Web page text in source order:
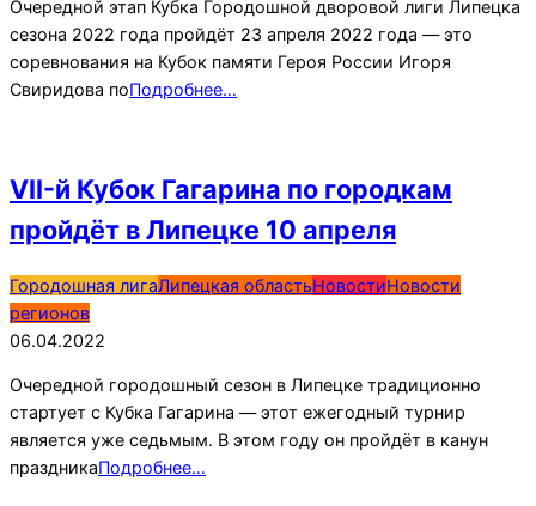
Очередной этап Кубка Городошной дворовой лиги Липецка
сезона 2022 года пройдёт 23 апреля 2022 года — это
соревнования на Кубок памяти Героя России Игоря
Свиридова поПодробнее…
VII-й Кубок Гагарина по городкам
пройдёт в Липецке 10 апреля
2022-
04-
06
Городошная лигаЛипецкая областьНовостиНовости
регионов
06.04.2022
Очередной городошный сезон в Липецке традиционно
стартует с Кубка Гагарина — этот ежегодный турнир
является уже седьмым. В этом году он пройдёт в канун
праздникаПодробнее…